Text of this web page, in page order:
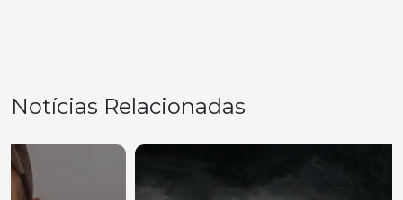
Notícias Relacionadas